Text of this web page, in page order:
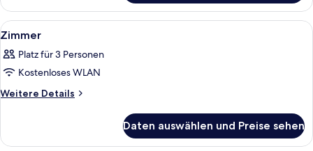
(Top
Floor)
Alle
Fotos
für
Zimmer
anzeigen
Ein Hotelzimmer mit einem Bett,
18
Zimmer
Platz für 3 Personen
Kostenloses WLAN
Weitere Details
Weitere
Daten auswählen und Preise sehen